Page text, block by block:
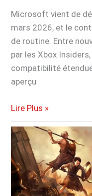
Microsoft vient de
mars 2026, et le
de routine. Entre
par les Xbox
compatibilité
aperçu
Xbox
promet
encore
plus
de
surprises
en
Lire Plus »